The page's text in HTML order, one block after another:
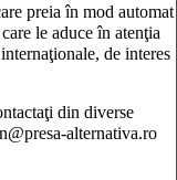
preia în mod automat
le aduce în atenţia
de interes
din diverse
alternativa.ro